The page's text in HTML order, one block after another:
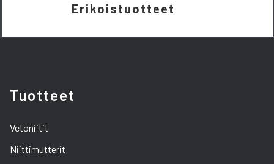
Erikoistuotteet
Tuotteet
Vetoniitit
Niittimutterit